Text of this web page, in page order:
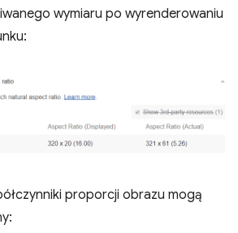
wymiaru po wyrenderowaniu
proporcji obrazu mogą